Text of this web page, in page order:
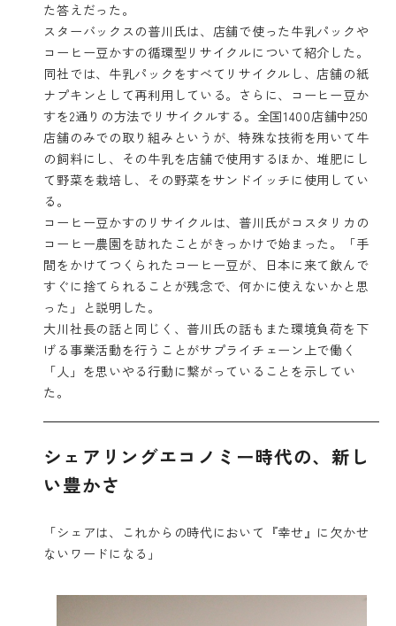
た答えだった。
スターバックスの普川氏は、店舗で使った牛乳パックや
コーヒー豆かすの循環型リサイクルについて紹介した。
同社では、牛乳パックをすべてリサイクルし、店舗の紙
ナプキンとして再利用している。さらに、コーヒー豆か
すを2通りの方法でリサイクルする。全国1400店舗中250
店舗のみでの取り組みというが、特殊な技術を用いて牛
の飼料にし、その牛乳を店舗で使用するほか、堆肥にし
て野菜を栽培し、その野菜をサンドイッチに使用してい
る。
コーヒー豆かすのリサイクルは、普川氏がコスタリカの
コーヒー農園を訪れたことがきっかけで始まった。「手
間をかけてつくられたコーヒー豆が、日本に来て飲んで
すぐに捨てられることが残念で、何かに使えないかと思
った」と説明した。
大川社長の話と同じく、普川氏の話もまた環境負荷を下
げる事業活動を行うことがサプライチェーン上で働く
「人」を思いやる行動に繋がっていることを示してい
た。
シェアリングエコノミー時代の、新し
い豊かさ
「シェアは、これからの時代において『幸せ』に欠かせ
ないワードになる」